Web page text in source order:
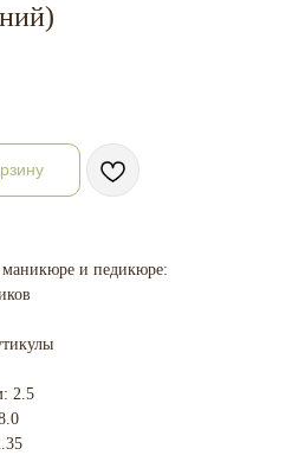
и педикюре:
2.5